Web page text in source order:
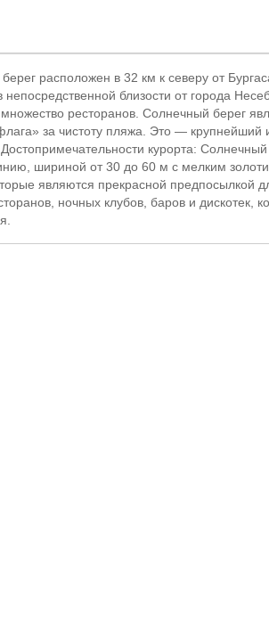
расположен в 32 км к северу от
непосредственной близости от города
ресторанов. Солнечный берег
за чистоту пляжа. Это — крупнейший
. Достопримечательности курорта:
шириной от 30 до 60 м с мелким
являются прекрасной предпосылкой
ночных клубов, баров и дискотек,